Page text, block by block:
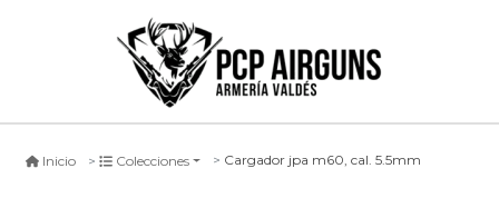
Inicio Colecciones Cargador jpa m60, cal. 5.5mm